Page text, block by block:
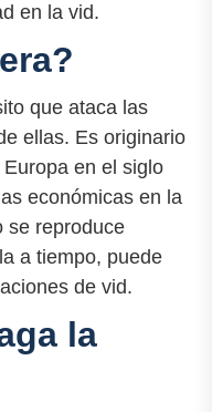
en la vid.
que ataca las
ellas. Es originario
en el siglo
económicas en la
se reproduce
a tiempo, puede
de vid.
la